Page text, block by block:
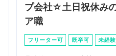
プ会社☆土日祝休み
ア職
フリーター可 既卒可 未経